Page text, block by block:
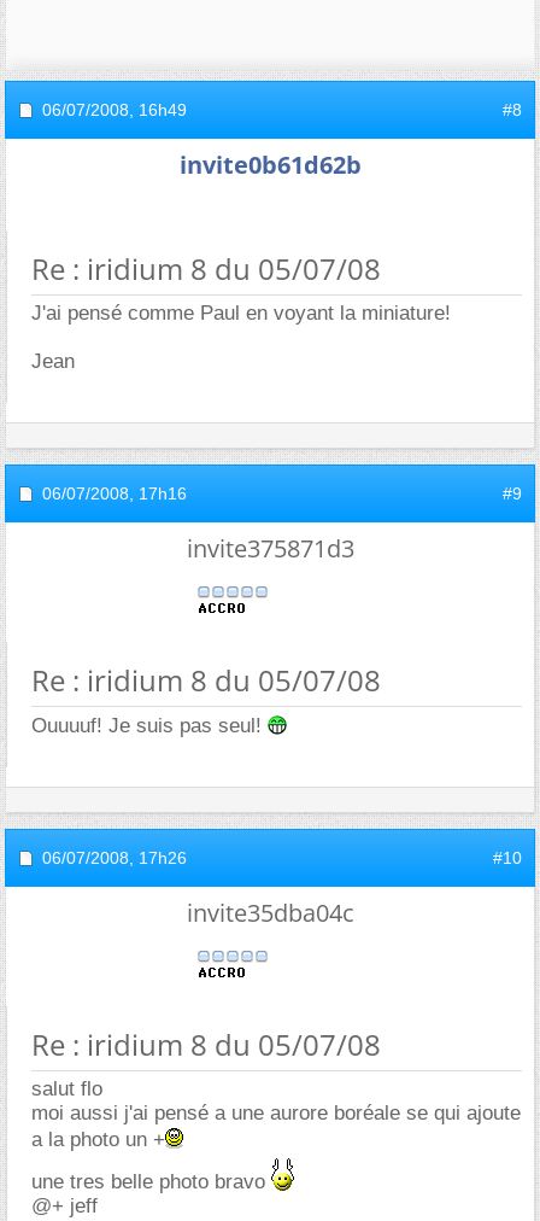
06/07/2008, 16h49 #8
invite0b61d62b
Re : iridium 8 du 05/07/08
J'ai pensé comme Paul en voyant la miniature!
Jean
06/07/2008, 17h16 #9
invite375871d3
Re : iridium 8 du 05/07/08
Ouuuuf! Je suis pas seul!
06/07/2008, 17h26 #10
invite35dba04c
Re : iridium 8 du 05/07/08
salut flo
moi aussi j'ai pensé a une aurore boréale se qui ajoute
a la photo un +
une tres belle photo bravo
@+ jeff